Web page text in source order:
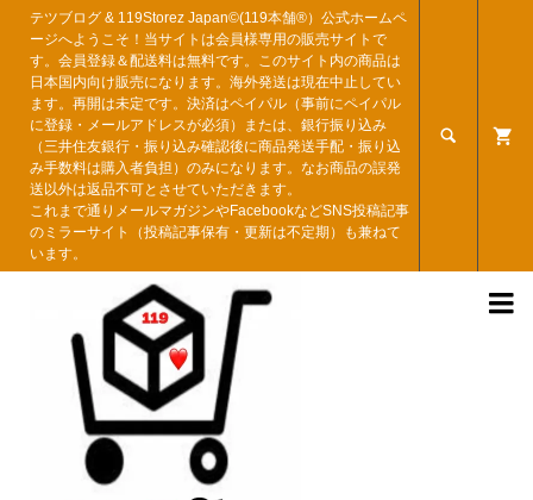
テツブログ & 119Storez Japan©︎(119本舗®︎）公式ホームペ
ージへようこそ！当サイトは会員様専用の販売サイトで
す。会員登録＆配送料は無料です。このサイト内の商品は
日本国内向け販売になります。海外発送は現在中止してい
ます。再開は未定です。決済はペイパル（事前にペイパル
に登録・メールアドレスが必須）または、銀行振り込み
（三井住友銀行・振り込み確認後に商品発送手配・振り込
み手数料は購入者負担）のみになります。なお商品の誤発
送以外は返品不可とさせていただきます。
これまで通りメールマガジンやFacebookなどSNS投稿記事
のミラーサイト（投稿記事保有・更新は不定期）も兼ねて
います。

